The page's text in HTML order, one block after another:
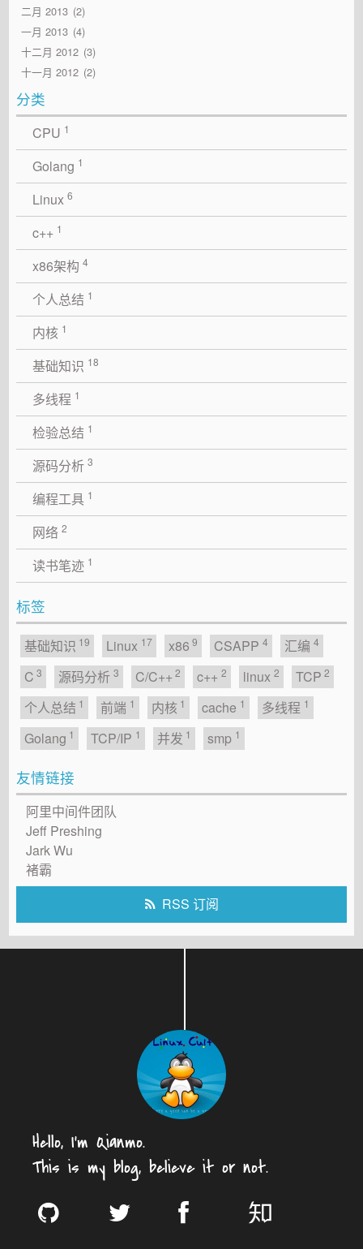
二月 2013 2
一月 2013 4
十二月 2012 3
十一月 2012 2
分类
CPU 1
Golang 1
Linux 6
c++ 1
x86架构 4
个人总结 1
内核 1
基础知识 18
多线程 1
检验总结 1
源码分析 3
编程工具 1
网络 2
读书笔迹 1
标签
基础知识 19 Linux 17 x86 9 CSAPP 4 汇编 4
C 3 源码分析 3 C/C++ 2 c++ 2 linux 2 TCP 2
个人总结 1 前端 1 内核 1 cache 1 多线程 1
Golang 1 TCP/IP 1 并发 1 smp 1
友情链接
阿里中间件团队
Jeff Preshing
Jark Wu
褚霸
RSS 订阅
Hello, I'm Qianmo.
This is my blog, believe it or not.